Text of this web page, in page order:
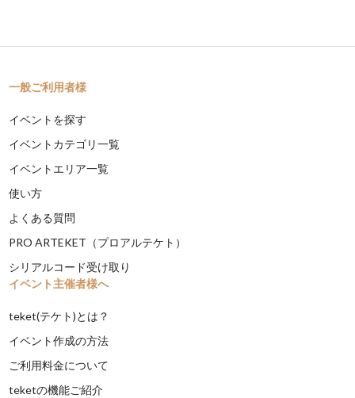
一般ご利用者様
イベントを探す
イベントカテゴリ一覧
イベントエリア一覧
使い方
よくある質問
PRO ARTEKET（プロアルテケト）
シリアルコード受け取り
イベント主催者様へ
teket(テケト)とは？
イベント作成の方法
ご利用料金について
teketの機能ご紹介